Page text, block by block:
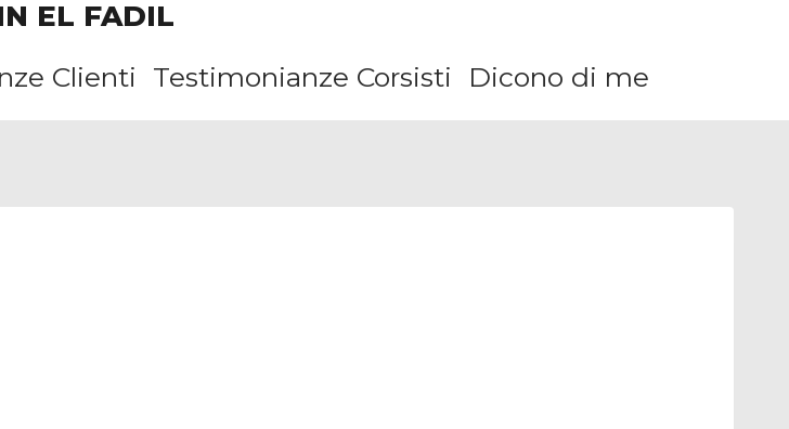
EL FADIL
Clienti Testimonianze Corsisti Dicono di me